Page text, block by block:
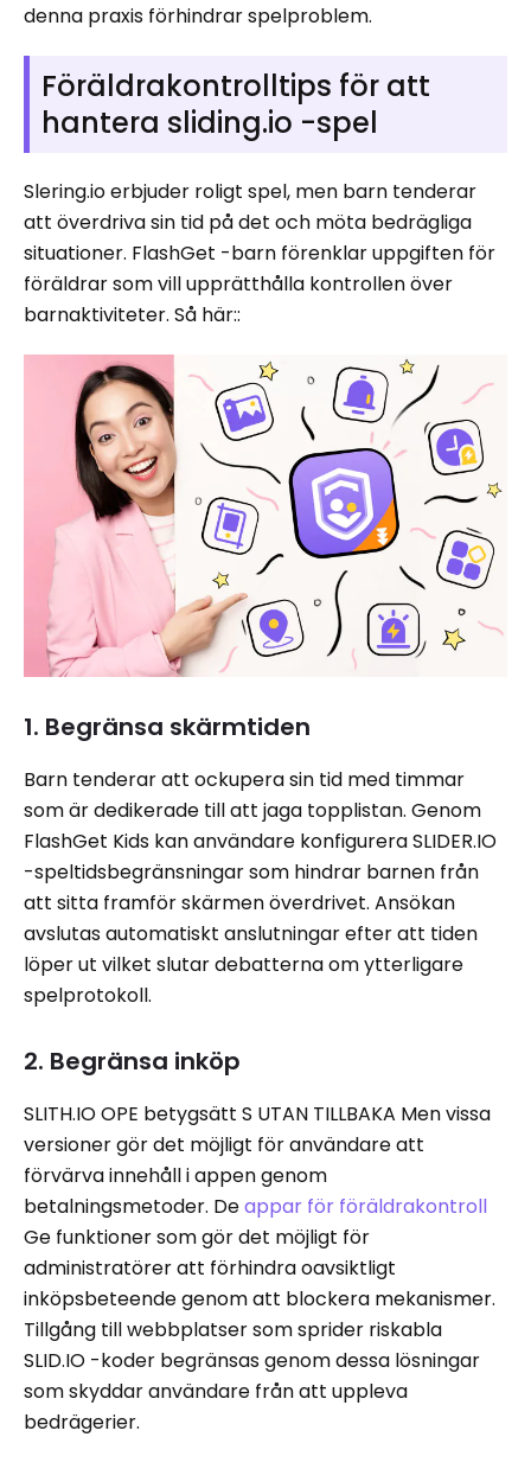
denna praxis förhindrar spelproblem.
Föräldrakontrolltips för att
hantera sliding.io -spel
Slering.io erbjuder roligt spel, men barn tenderar
att överdriva sin tid på det och möta bedrägliga
situationer. FlashGet -barn förenklar uppgiften för
föräldrar som vill upprätthålla kontrollen över
barnaktiviteter. Så här::
1. Begränsa skärmtiden
Barn tenderar att ockupera sin tid med timmar
som är dedikerade till att jaga topplistan. Genom
FlashGet Kids kan användare konfigurera SLIDER.IO
-speltidsbegränsningar som hindrar barnen från
att sitta framför skärmen överdrivet. Ansökan
avslutas automatiskt anslutningar efter att tiden
löper ut vilket slutar debatterna om ytterligare
spelprotokoll.
2. Begränsa inköp
SLITH.IO OPE betygsätt S UTAN TILLBAKA Men vissa
versioner gör det möjligt för användare att
förvärva innehåll i appen genom
betalningsmetoder. Deappar för föräldrakontroll
Ge funktioner som gör det möjligt för
administratörer att förhindra oavsiktligt
inköpsbeteende genom att blockera mekanismer.
Tillgång till webbplatser som sprider riskabla
SLID.IO -koder begränsas genom dessa lösningar
som skyddar användare från att uppleva
bedrägerier.